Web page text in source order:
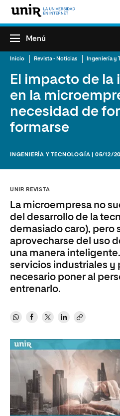
Menú
Inicio Revista - Noticias
El impacto de la
en la
necesidad de
formarse
INGENIERÍA Y TECNOLOGÍA | 05/12/
UNIR REVISTA
La microempresa no
del desarrollo de la
demasiado caro), pero
aprovecharse del uso
una manera
servicios industriales y
necesario poner al
entrenarlo.